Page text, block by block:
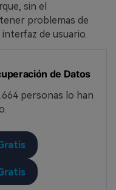
sin el
problemas de
de usuario.
de Datos
personas lo han